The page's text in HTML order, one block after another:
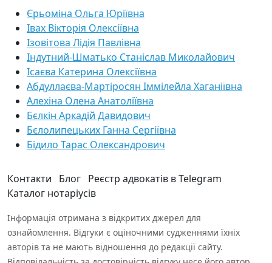
Єрьоміна Ольга Юріївна
Івах Вікторія Олексіївна
Ізовітова Лідія Павлівна
Індутний-Шматько Станіслав Миколайович
Ісаєва Катерина Олексіївна
Абдуллаєва-Мартіросян Іммілейла Хаганіївна
Алехіна Олена Анатоліївна
Бєлкін Аркадій Давидович
Бєлолипецьких Ганна Сергіївна
Бідило Тарас Олександрович
Контакти Блог Реєстр адвокатів в Telegram
Каталог нотаріусів
Інформація отримана з відкритих джерел для
ознайомлення. Відгуки є оціночними судженнями їхніх
авторів та не мають відношення до редакції сайту.